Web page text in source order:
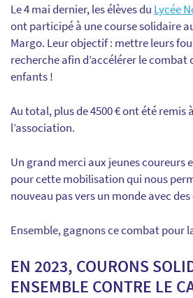
Le 4 mai dernier, les élèves du Lycée
ont participé à une course solidaire
Margo. Leur objectif : mettre leurs
recherche afin d’accélérer le combat
enfants !
Au total, plus de 4500 € ont été remis
l’association.
Un grand merci aux jeunes coureurs
pour cette mobilisation qui nous
nouveau pas vers un monde avec
Ensemble, gagnons ce combat pour
EN 2023, COURONS
ENSEMBLE CONTRE LE